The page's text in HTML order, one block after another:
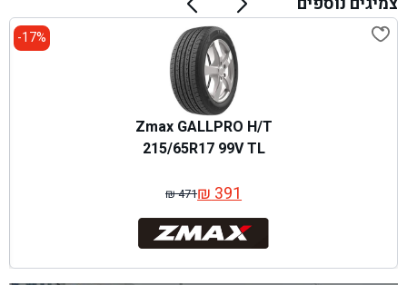
17%-
Zmax GALLPRO H/T
215/65R17 99V TL
₪471
המחיר
המקורי
היה:
₪ 471.
₪391 המחיר
הנוכחי
הוא:
₪ 391.